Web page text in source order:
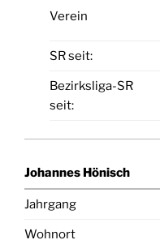
Verein
SR seit:
Bezirksliga-SR
seit:
Johannes Hönisch
Jahrgang
Wohnort